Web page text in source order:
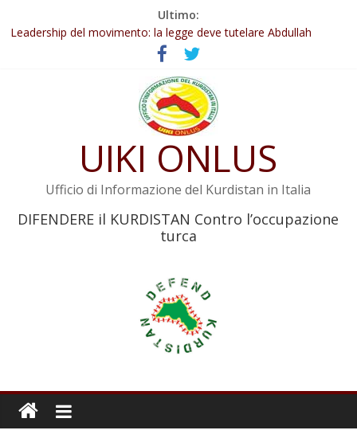
Ultimo:
Abdullah Öcalan: Le legge negativa deve essere trasformata in
Leadership del movimento: la legge deve tutelare Abdullah
Öcalan e l’intero movimento
Commissione donne del KNK: Şengal è di nuovo sotto minaccia
Non tenere conto della situazione di Rêber Apo ostacolerebbe
Il KNK chiede un’azione internazionale contro i crimini di guerra
UIKI ONLUS
Ufficio di Informazione del Kurdistan in Italia
DIFENDERE il KURDISTAN Contro l’occupazione
turca